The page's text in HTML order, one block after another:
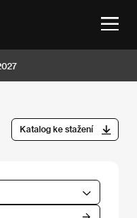
Katalog ke stažení